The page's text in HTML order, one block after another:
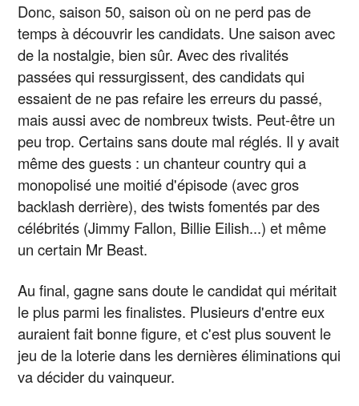
Donc, saison 50, saison où on ne perd pas de
temps à découvrir les candidats. Une saison avec
de la nostalgie, bien sûr. Avec des rivalités
passées qui ressurgissent, des candidats qui
essaient de ne pas refaire les erreurs du passé,
mais aussi avec de nombreux twists. Peut-être un
peu trop. Certains sans doute mal réglés. Il y avait
même des guests : un chanteur country qui a
monopolisé une moitié d'épisode (avec gros
backlash derrière), des twists fomentés par des
célébrités (Jimmy Fallon, Billie Eilish...) et même
un certain Mr Beast.
Au final, gagne sans doute le candidat qui méritait
le plus parmi les finalistes. Plusieurs d'entre eux
auraient fait bonne figure, et c'est plus souvent le
jeu de la loterie dans les dernières éliminations qui
va décider du vainqueur.